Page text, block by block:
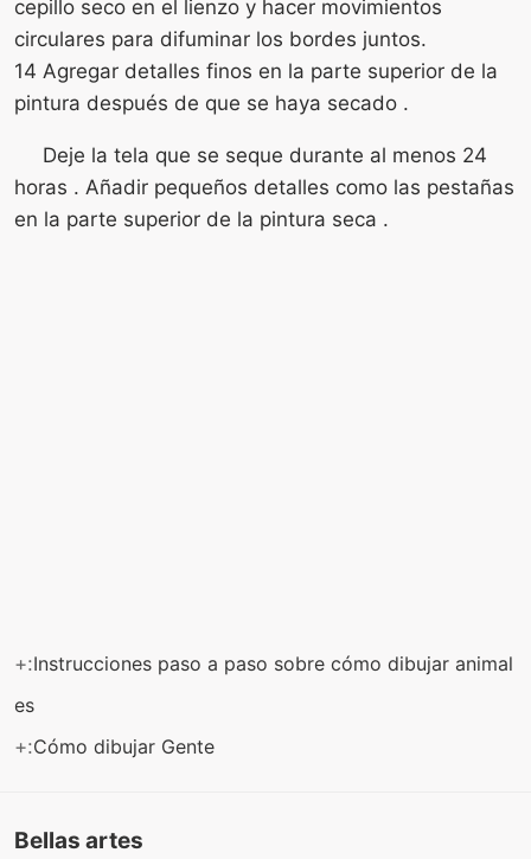
cepillo seco en el lienzo y hacer movimientos
circulares para difuminar los bordes juntos.
14 Agregar detalles finos en la parte superior de la
pintura después de que se haya secado .
Deje la tela que se seque durante al menos 24
horas . Añadir pequeños detalles como las pestañas
en la parte superior de la pintura seca .
+:Instrucciones paso a paso sobre cómo dibujar animal
es
+:Cómo dibujar Gente
Bellas artes